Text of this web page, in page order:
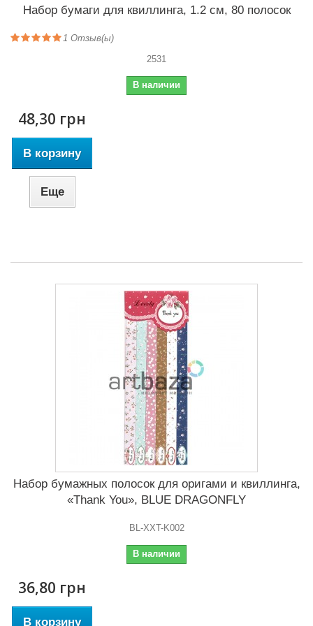
Набор бумаги для квиллинга, 1.2 см, 80 полосок
1 Отзыв(ы)
2531
В наличии
48,30 грн
В корзину
Еще
Набор бумажных полосок для оригами и квиллинга,
«Thank You», BLUE DRAGONFLY
BL-XXT-K002
В наличии
36,80 грн
В корзину